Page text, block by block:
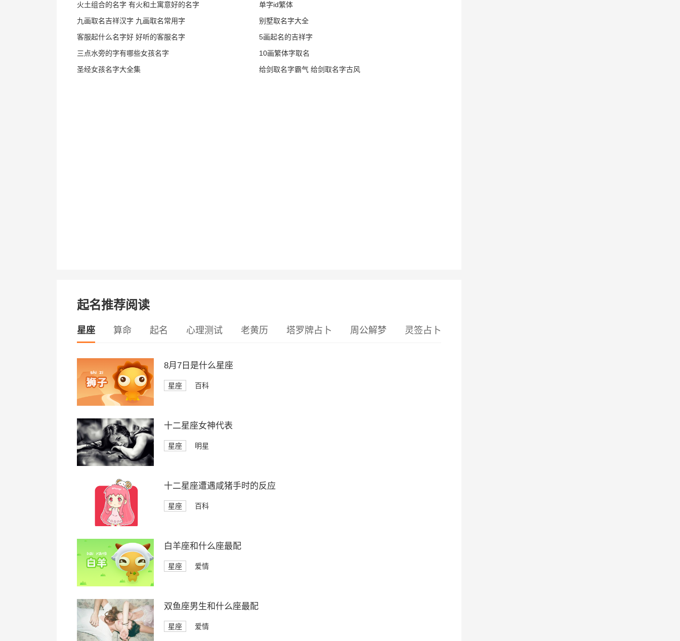
火土组合的名字 有火和土寓意好的名字
单字id繁体
九画取名吉祥汉字 九画取名常用字
别墅取名字大全
客服起什么名字好 好听的客服名字
5画起名的吉祥字
三点水旁的字有哪些女孩名字
10画繁体字取名
圣经女孩名字大全集
给剑取名字霸气 给剑取名字古风
起名推荐阅读
星座 算命 起名 心理测试 老黄历 塔罗牌占卜 周公解梦 灵签占卜
8月7日是什么星座
星座 百科
十二星座女神代表
星座 明星
十二星座遭遇咸猪手时的反应
星座 百科
白羊座和什么座最配
星座 爱情
双鱼座男生和什么座最配
星座 爱情